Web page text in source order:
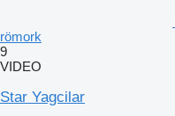
römork
9
VIDEO
Star Yagcilar